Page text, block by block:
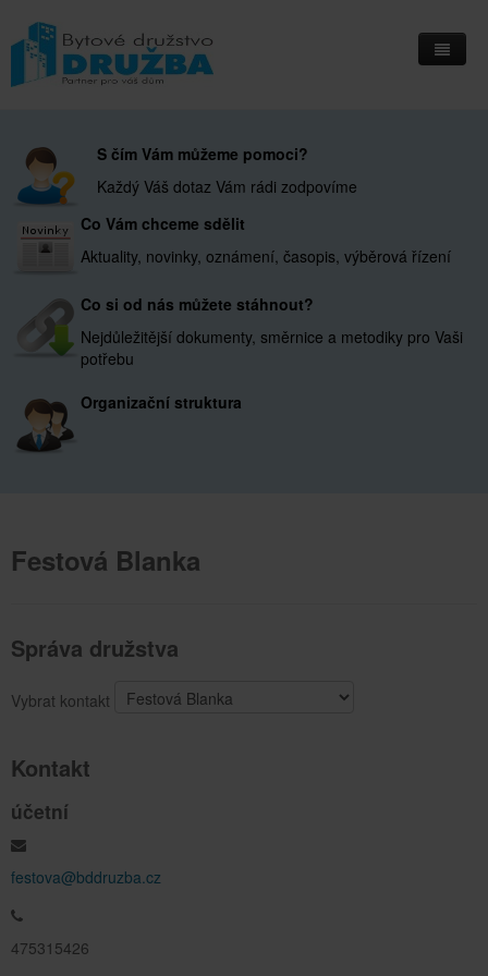
S čím Vám můžeme pomoci?
Každý Váš dotaz Vám rádi zodpovíme
Co Vám chceme sdělit
Aktuality, novinky, oznámení, časopis, výběrová řízení
Co si od nás můžete stáhnout?
Nejdůležitější dokumenty, směrnice a metodiky pro Vaši
potřebu
Organizační struktura
Festová Blanka
Správa družstva
Vybrat kontakt
Kontakt
účetní
festova@bddruzba.cz
475315426
Informační deska
Přihlášení do IS Integri
Kontakty
Kde nás najdete